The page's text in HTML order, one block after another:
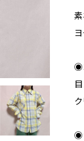
◉
◉